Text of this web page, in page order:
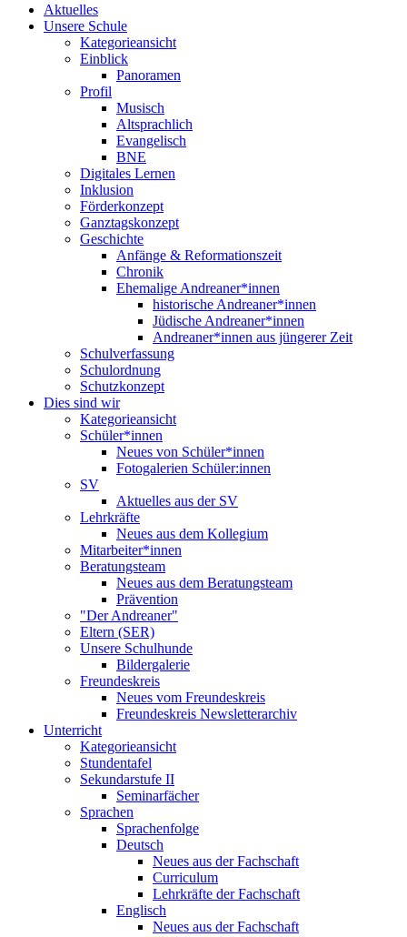
Aktuelles
Unsere Schule
Kategorieansicht
Einblick
Panoramen
Profil
Musisch
Altsprachlich
Evangelisch
BNE
Digitales Lernen
Inklusion
Förderkonzept
Ganztagskonzept
Geschichte
Anfänge & Reformationszeit
Chronik
Ehemalige Andreaner*innen
historische Andreaner*innen
Jüdische Andreaner*innen
Andreaner*innen aus jüngerer Zeit
Schulverfassung
Schulordnung
Schutzkonzept
Dies sind wir
Kategorieansicht
Schüler*innen
Neues von Schüler*innen
Fotogalerien Schüler:innen
SV
Aktuelles aus der SV
Lehrkräfte
Neues aus dem Kollegium
Mitarbeiter*innen
Beratungsteam
Neues aus dem Beratungsteam
Prävention
"Der Andreaner"
Eltern (SER)
Unsere Schulhunde
Bildergalerie
Freundeskreis
Neues vom Freundeskreis
Freundeskreis Newsletterarchiv
Unterricht
Kategorieansicht
Stundentafel
Sekundarstufe II
Seminarfächer
Sprachen
Sprachenfolge
Deutsch
Neues aus der Fachschaft
Curriculum
Lehrkräfte der Fachschaft
Englisch
Neues aus der Fachschaft